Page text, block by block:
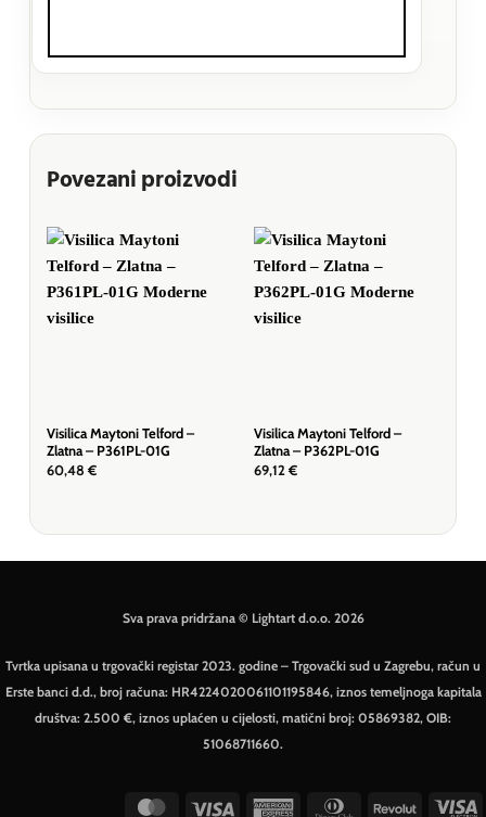
Povezani proizvodi
Visilica Maytoni Telford –
Zlatna – P361PL-01G
60,48 €
Visilica Maytoni Telford –
Zlatna – P362PL-01G
69,12 €
Sva prava pridržana © Lightart d.o.o. 2026
Tvrtka upisana u trgovački registar 2023. godine – Trgovački sud u Zagrebu, račun u
Erste banci d.d., broj računa: HR4224020061101195846, iznos temeljnoga kapitala
društva: 2.500 €, iznos uplaćen u cijelosti, matični broj: 05869382, OIB:
51068711660.
MasterCardVisa American Dinners Revolut